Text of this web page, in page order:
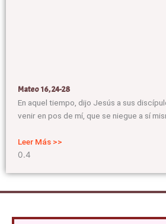
Mateo 16, 24-28
En aquel tiempo, dijo Jesús a sus
venir en pos de mí, que se niegue a sí
Leer Más >>